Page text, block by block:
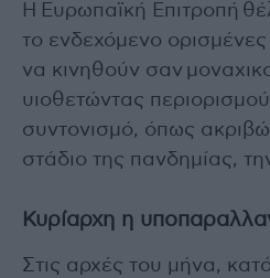
Η Ευρωπαϊκή Επιτροπή
το ενδεχόμενο
να κινηθούν σαν
υιοθετώντας
συντονισμό, όπως
στάδιο της πανδημίας,
Κυρίαρχη η
Στις αρχές του μήνα,